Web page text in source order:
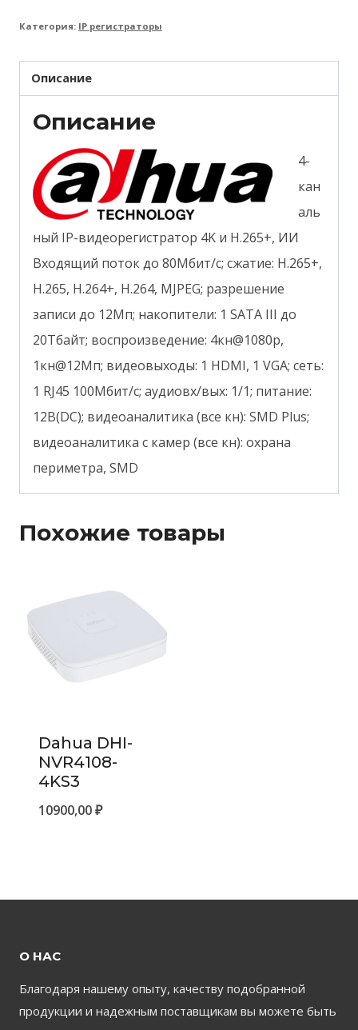
Категория: IP регистраторы
Описание
Описание
4-
кан
аль
ный IP-видеорегистратор 4K и H.265+, ИИ
Входящий поток до 80Мбит/с; сжатие: H.265+,
H.265, H.264+, H.264, MJPEG; разрешение
записи до 12Мп; накопители: 1 SATA III до
20Тбайт; воспроизведение: 4кн@1080p,
1кн@12Мп; видеовыходы: 1 HDMI, 1 VGA; cеть:
1 RJ45 100Мбит/с; aудиовх/вых: 1/1; питание:
12В(DC); видеоаналитика (все кн): SMD Plus;
видеоаналитика с камер (все кн): охрана
периметра, SMD
Похожие товары
Dahua DHI-
NVR4108-
4KS3
10900,00₽
О НАС
Благодаря нашему опыту, качеству подобранной
продукции и надежным поставщикам вы можете быть